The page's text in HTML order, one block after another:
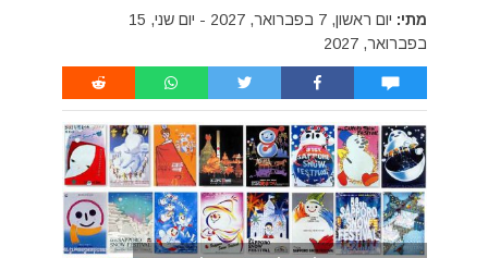
מתי:
יום ראשון, 7 בפברואר, 2027 - יום שני, 15
בפברואר, 2027